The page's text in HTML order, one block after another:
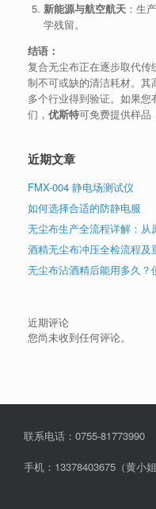
新能源与航空航天：生
学残留。
结语：
复合无尘布正在逐步取代
制不可或缺的清洁耗材。
多个行业得到验证。如果
们， 优斯特可免费提供样品
近期文章
FMX-004 静电场测试仪
如何选择合适的防静电服
无尘布生产全流程详解：
酒精无尘布冲压全检流程及
无尘布沾酒精后能用多久
近期评论
您尚未收到任何评论。
联系电话：0755-81773990
手机：13378403675（黄小